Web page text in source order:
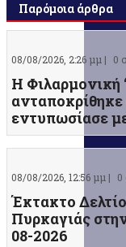
Παρόμοια άρθρα
08/08/2026, 2:26 μμ | 0
Η
εντυπωσίασε
08/08/2026, 12:56 μμ | 0
Έκτακτο
Πυρκαγιάς
08-2026